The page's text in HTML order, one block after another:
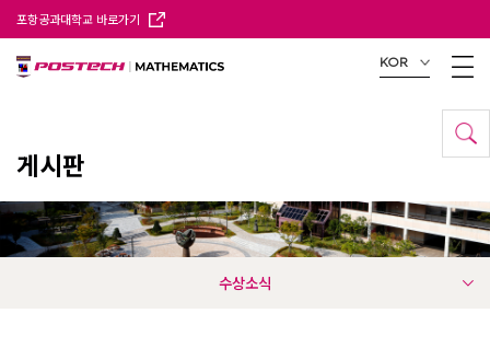
포항공과대학교 바로가기
KOR
게시판
수상소식